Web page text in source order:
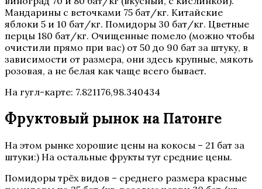
Мандарины с веточками 75 бат/кг. Китайские
яблоки 5 и 10 бат/кг. Помидоры 30 бат/кг. Цветные
перцы 180 бат/кг. Очищенные помело (можно чтобы
очистили прямо при вас) от 50 до 90 бат за штуку, в
зависимости от размера, они здесь крупные, мякоть
розовая, а не белая как чаще всего бывает.
На гугл-карте: 7.821176,98.340434
Фруктовый рынок на Патонге
На этом рынке хорошие цены на кокосы – 21 бат за
штуки:) На остальные фрукты тут средние цены.
Помидоры трёх видов – среднего размера красные